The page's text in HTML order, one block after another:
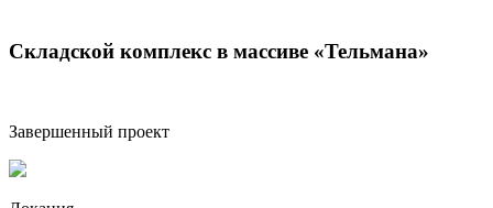
Складской комплекс в массиве «Тельмана»
Завершенный проект